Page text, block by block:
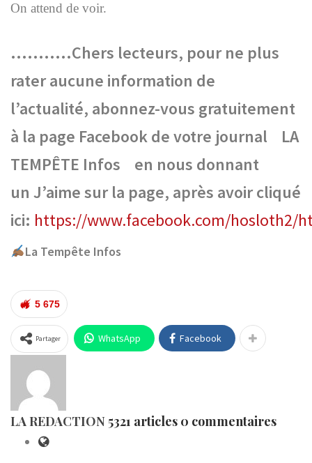
On attend de voir.
………..Chers lecteurs, pour ne plus
rater aucune information de
l’actualité, abonnez-vous gratuitement
à la page Facebook de votre journal LA
TEMPÊTE Infos en nous donnant
un J’aime sur la page, après avoir cliqué
ici: https://www.facebook.com/hosloth2/
La Tempête Infos
5 675
Partager WhatsApp Facebook
LA REDACTION 5321 articles 0 commentaires